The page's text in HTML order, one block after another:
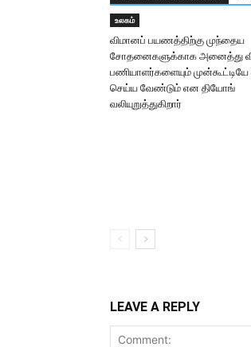
உலகம்
விமானப் பயணத்திற்கு முந்தைய
சோதனைகளுக்காக அனைத்து
பணியாளர்களையும்
செய்ய வேண்டும் என தியோங்
வலியுறுத்துகிறார்
LEAVE A REPLY